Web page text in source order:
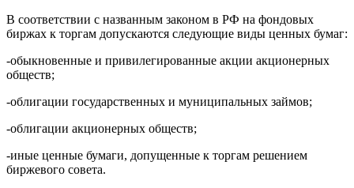
В соответствии с названным законом в РФ на фондовых
биржах к торгам допускаются следующие виды ценных бумаг:
-обыкновенные и привилегированные акции акционерных
обществ;
-облигации государственных и муниципальных займов;
-облигации акционерных обществ;
-иные ценные бумаги, допущенные к торгам решением
биржевого совета.